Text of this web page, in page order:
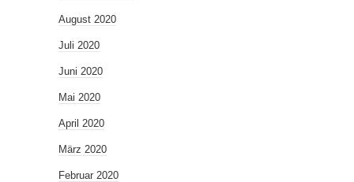
August 2020
Juli 2020
Juni 2020
Mai 2020
April 2020
März 2020
Februar 2020